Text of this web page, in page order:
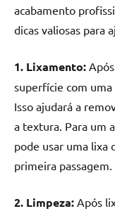
acabamento
dicas valiosas para
1. Lixamento:
superfície com
Isso ajudará a
a textura. Para um
pode usar uma lixa
primeira passagem.
2. Limpeza: Após